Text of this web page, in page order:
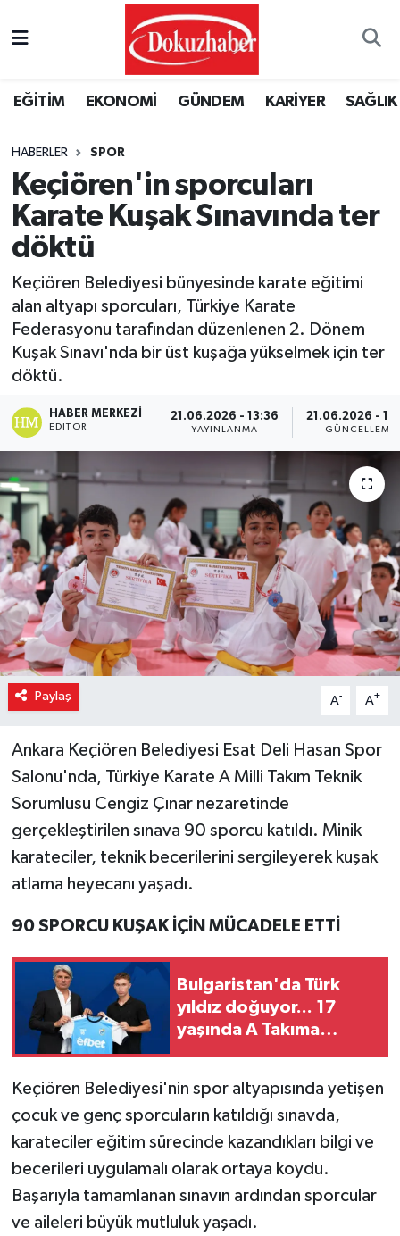
EĞİTİM EKONOMİ GÜNDEM KARİYER SAĞLIK
HABERLER SPOR
Keçiören'in sporcuları
Karate Kuşak Sınavında ter
döktü
Keçiören Belediyesi bünyesinde karate eğitimi
alan altyapı sporcuları, Türkiye Karate
Federasyonu tarafından düzenlenen 2. Dönem
Kuşak Sınavı'nda bir üst kuşağa yükselmek için ter
döktü.
HABER MERKEZI
EDITÖR
21.06.2026 - 13:36
YAYINLANMA
21.06.2026 -
GÜNCELLEME
Paylaş A- A+
Ankara Keçiören Belediyesi Esat Deli Hasan Spor
Salonu'nda, Türkiye Karate A Milli Takım Teknik
Sorumlusu Cengiz Çınar nezaretinde
gerçekleştirilen sınava 90 sporcu katıldı. Minik
karateciler, teknik becerilerini sergileyerek kuşak
atlama heyecanı yaşadı.
90 SPORCU KUŞAK İÇİN MÜCADELE ETTİ
Bulgaristan'da Türk
yıldız doğuyor... 17
yaşında A Takıma
Keçiören Belediyesi'nin spor altyapısında yetişen
çocuk ve genç sporcuların katıldığı sınavda,
karateciler eğitim sürecinde kazandıkları bilgi ve
becerileri uygulamalı olarak ortaya koydu.
Başarıyla tamamlanan sınavın ardından sporcular
ve aileleri büyük mutluluk yaşadı.
Puan Durumu ve Fikstür
Tüm Manşetler
Son Dakika Haberleri
Haber Arşivi